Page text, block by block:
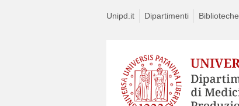
Unipd.it Dipartimenti Biblioteche